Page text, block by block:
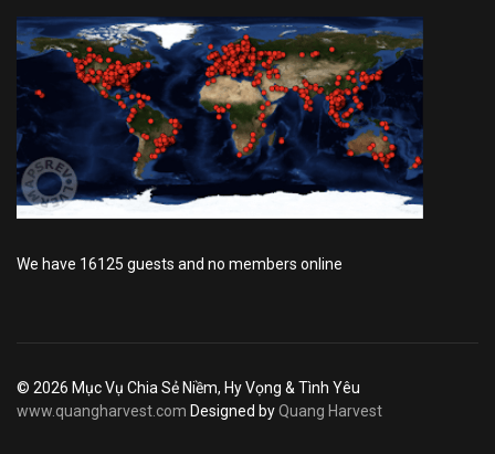
We have 16125 guests and no members online
© 2026 Mục Vụ Chia Sẻ Niềm, Hy Vọng & Tình Yêu
www.quangharvest.com Designed byQuang Harvest